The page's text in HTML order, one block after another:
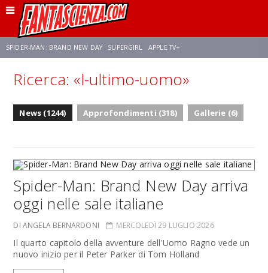
SPIDER-MAN: BRAND NEW DAY SUPERGIRL APPLE TV+
FRANCO RICCIARDIELLO ZENDAYA STAR TREK AVENGERS: DOOMSDAY
Ricerca: «l-ultimo-uomo»
News (1244) Approfondimenti (318) Gallerie (6)
Spider-Man: Brand New Day arriva
oggi nelle sale italiane
DI ANGELA BERNARDONI MERCOLEDÌ 29 LUGLIO 2026
Il quarto capitolo della avventure dell'Uomo Ragno vede un
nuovo inizio per il Peter Parker di Tom Holland